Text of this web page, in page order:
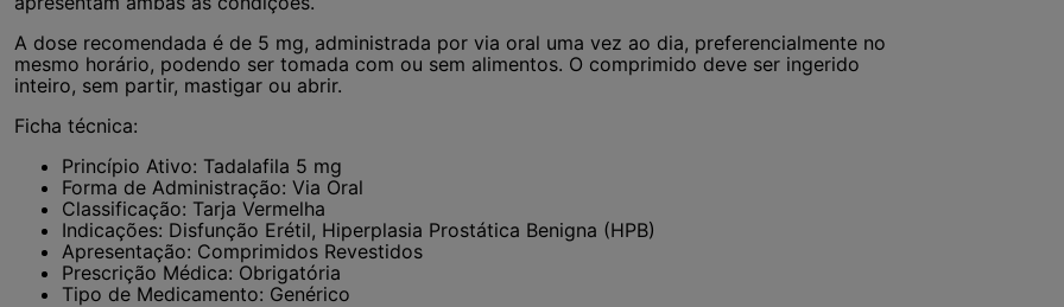
A dose recomendada é de 5 mg, administrada por via oral uma vez ao dia, preferencialmente no
mesmo horário, podendo ser tomada com ou sem alimentos. O comprimido deve ser ingerido
inteiro, sem partir, mastigar ou abrir.
Ficha técnica:
Princípio Ativo: Tadalafila 5 mg
Forma de Administração: Via Oral
Classificação: Tarja Vermelha
Indicações: Disfunção Erétil, Hiperplasia Prostática Benigna (HPB)
Apresentação: Comprimidos Revestidos
Prescrição Médica: Obrigatória
Tipo de Medicamento: Genérico